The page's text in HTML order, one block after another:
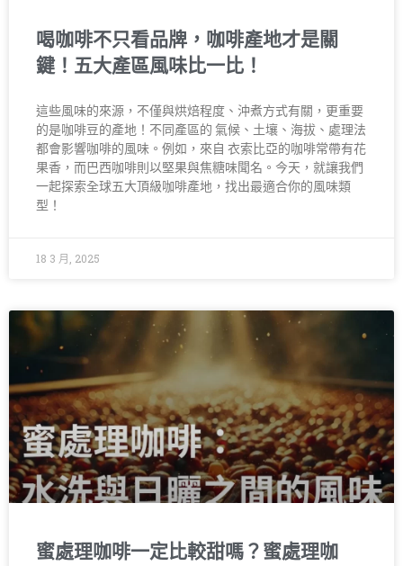
喝咖啡不只看品牌，咖啡產地才是關
鍵！五大產區風味比一比！
這些風味的來源，不僅與烘焙程度、沖煮方式有關，更重要
的是咖啡豆的產地！不同產區的 氣候、土壤、海拔、處理法
都會影響咖啡的風味。例如，來自 衣索比亞的咖啡常帶有花
果香，而巴西咖啡則以堅果與焦糖味聞名。今天，就讓我們
一起探索全球五大頂級咖啡產地，找出最適合你的風味類
型！
18 3 月, 2025
蜜處理咖啡一定比較甜嗎？蜜處理咖